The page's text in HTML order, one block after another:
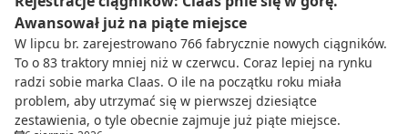
Awansował już na piąte miejsce
W lipcu br. zarejestrowano 766 fabrycznie nowych ciągników.
To o 83 traktory mniej niż w czerwcu. Coraz lepiej na rynku
radzi sobie marka Claas. O ile na początku roku miała
problem, aby utrzymać się w pierwszej dziesiątce
zestawienia, o tyle obecnie zajmuje już piąte miejsce.